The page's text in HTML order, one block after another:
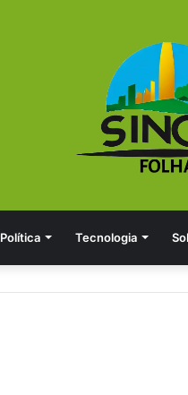
Política Tecnologia